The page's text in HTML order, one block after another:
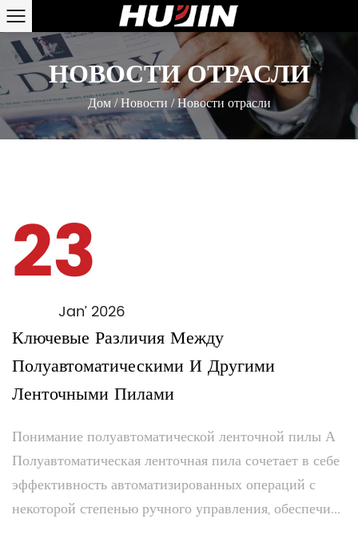
НОВОСТИ ОТРАСЛИ
Дом/Новости /Новости отрасли
23Jan’ 2026
Ключевые Различия Между
Полуавтоматическими И Другими
Ленточными Пилами
Понимание полуавтоматической ленточной пилы А
Полуавтоматическая ленточная пила сочетает в себе
эффективность автоматизированных операций с
некоторой степенью ручного управления, обеспечи...